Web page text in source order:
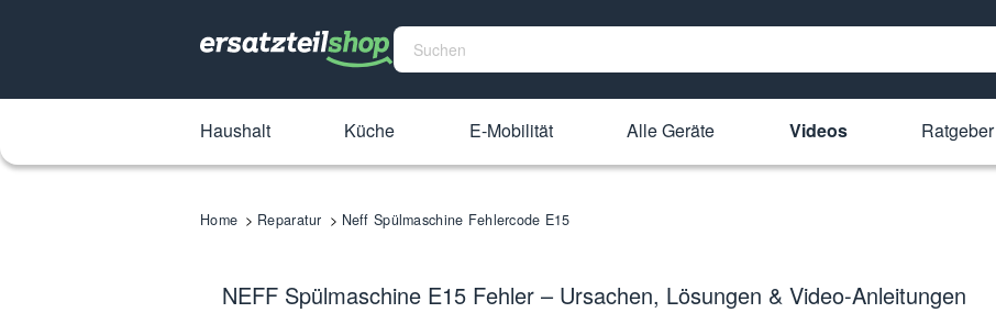
Haushalt Küche E-Mobilität Alle Geräte Videos Ratgeber
Home Reparatur Neff Spülmaschine Fehlercode E15
NEFF Spülmaschine E15 Fehler – Ursachen, Lösungen & Video-Anleitungen